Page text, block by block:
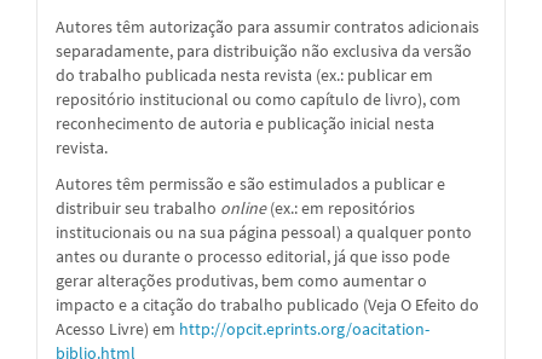
Autores têm autorização para assumir contratos adicionais
separadamente, para distribuição não exclusiva da versão
do trabalho publicada nesta revista (ex.: publicar em
repositório institucional ou como capítulo de livro), com
reconhecimento de autoria e publicação inicial nesta
revista.
Autores têm permissão e são estimulados a publicar e
distribuir seu trabalho online(ex.: em repositórios
institucionais ou na sua página pessoal) a qualquer ponto
antes ou durante o processo editorial, já que isso pode
gerar alterações produtivas, bem como aumentar o
impacto e a citação do trabalho publicado (Veja O Efeito do
Acesso Livre) em http://opcit.eprints.org/oacitation-
biblio.html